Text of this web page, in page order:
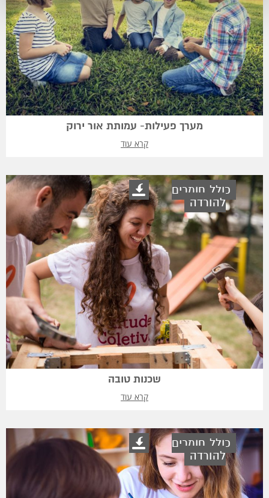
מערך פעילות- עמותת אור ירוק
קרא עוד
כולל חומרים
להורדה
שכנות טובה
קרא עוד
כולל חומרים
להורדה